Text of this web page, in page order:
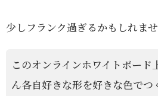
少しフランク過ぎるかもしれま
このオンラインホワイトボード
ん各自好きな形を好きな色でつ